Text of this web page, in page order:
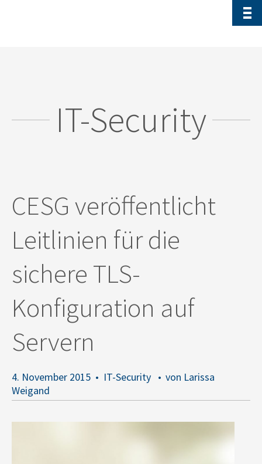
IT-Security
CESG veröffentlicht
Leitlinien für die
sichere TLS-
Konfiguration auf
Servern
4. November 2015 IT-Security
von Larissa
Weigand